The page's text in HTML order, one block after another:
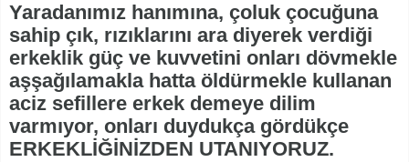
Yaradanımız hanımına, çoluk çocuğuna
sahip çık, rızıklarını ara diyerek verdiği
erkeklik güç ve kuvvetini onları dövmekle
aşşağılamakla hatta öldürmekle kullanan
aciz sefillere erkek demeye dilim
varmıyor, onları duydukça gördükçe
ERKEKLİĞİNİZDEN UTANIYORUZ.